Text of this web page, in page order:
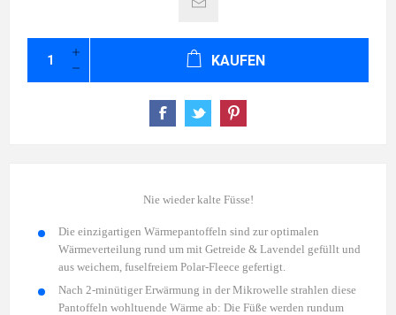
KAUFEN
Nie wieder kalte Füsse!
Die einzigartigen Wärmepantoffeln sind zur optimalen
Wärmeverteilung rund um mit Getreide & Lavendel gefüllt und
aus weichem, fuselfreiem Polar-Fleece gefertigt.
Nach 2-minütiger Erwärmung in der Mikrowelle strahlen diese
Pantoffeln wohltuende Wärme ab: Die Füße werden rundum